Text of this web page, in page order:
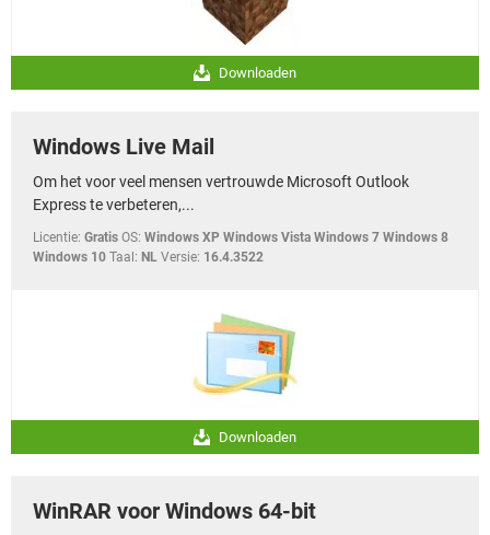
Downloaden
Windows Live Mail
Om het voor veel mensen vertrouwde Microsoft Outlook
Express te verbeteren,...
Licentie: Gratis OS: Windows XP Windows Vista Windows 7 Windows 8
Windows 10 Taal: NL Versie: 16.4.3522
Downloaden
WinRAR voor Windows 64-bit